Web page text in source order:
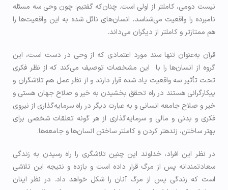
نیست دومی، کاملتر از اولی است. چنان‌که گفتیم: چون وحی سه مسئله
نامبرده را واقعیت می‌شناسد، انسان‌های نائل شده به این واقعیت‌ها را
هم ممتازتر و كاملتر از دیگران می‌داند.
قرآن به‌عنوان تنها سند مورد اعتمادی که از وحی در دست است، این
گروه از انسان‌ها را با این مشخصات توصیف می‌کند که از نظر فکری
تحت تأثیر سه واقعیت یاد شده قرار دارند و از نظر عمل هم تلاشگران و
پیکارگرانی هستند در راه تحقق بخشیدن به خیر و صلاح جهان هستی و
خیر و صلاح جامعه انسانی و به عبارت دیگر در راه سرمایه‌گذاری از نیروی
فکری و بدنی و مالی و سرمایه‌گذاری از هر گونه تعلقات شخصی برای
بهتر ساختن، زنده­تر کردن و کاملتر ساختن انسان‌ها و جامعه‌ها.
در نظر این افراد، خداوند این چنین تلاشگری را راه رسیدن به زندگی
سعادتمندانه پس از مرگ قرار داده است و بازده و نتیجه این تلاشی
است که زندگی پس از مرگ آنان را شکل خواهد داد. در نظر اینان